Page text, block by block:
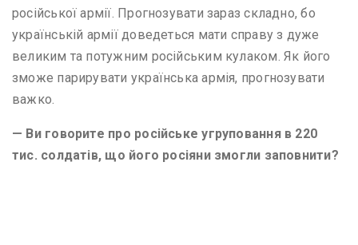
російської армії. Прогнозувати зараз складно, бо
українській армії доведеться мати справу з дуже
великим та потужним російським кулаком. Як його
зможе парирувати українська армія, прогнозувати
важко.
— Ви говорите про російське угруповання в 220
тис. солдатів, що його росіяни змогли заповнити?